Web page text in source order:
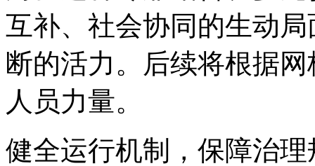
互补、社会协同的生动
断的活力。后续将根据
人员力量。
健全运行机制，保障治